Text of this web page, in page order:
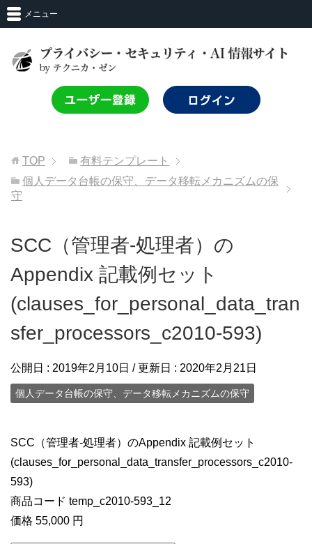
メニュー
TOP
有料テンプレート
個人データ台帳の保守、データ移転メカニズムの保
守
SCC（管理者-処理者）の
Appendix 記載例セット
(clauses_for_personal_data_tran
sfer_processors_c2010-593)
公開日 : 2019年2月10日 / 更新日 : 2020年2月21日
個人データ台帳の保守、データ移転メカニズムの保守
SCC（管理者-処理者）のAppendix 記載例セット
(clauses_for_personal_data_transfer_processors_c2010-
593)
商品コード temp_c2010-593_12
価格 55,000 円